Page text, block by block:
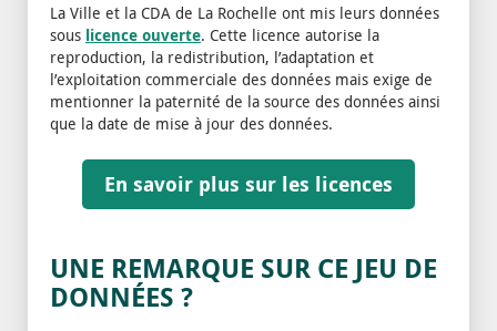
La Ville et la CDA de La Rochelle ont mis leurs données
sous licence ouverte. Cette licence autorise la
reproduction, la redistribution, l’adaptation et
l’exploitation commerciale des données mais exige de
mentionner la paternité de la source des données ainsi
que la date de mise à jour des données.
En savoir plus sur les licences
UNE REMARQUE SUR CE JEU DE
DONNÉES ?